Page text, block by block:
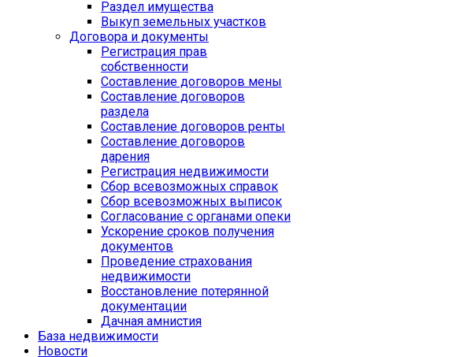
Раздел имущества
Выкуп земельных участков
Договора и документы
Регистрация прав
собственности
Составление договоров мены
Составление договоров
раздела
Составление договоров ренты
Составление договоров
дарения
Регистрация недвижимости
Сбор всевозможных справок
Сбор всевозможных выписок
Согласование с органами опеки
Ускорение сроков получения
документов
Проведение страхования
недвижимости
Восстановление потерянной
документации
Дачная амнистия
База недвижимости
Новости